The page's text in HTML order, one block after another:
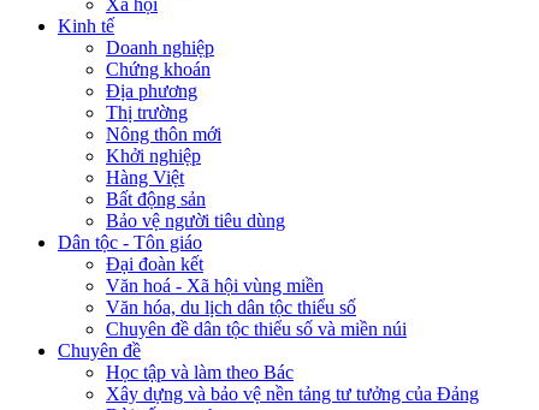
Xã hội
Kinh tế
Doanh nghiệp
Chứng khoán
Địa phương
Thị trường
Nông thôn mới
Khởi nghiệp
Hàng Việt
Bất động sản
Bảo vệ người tiêu dùng
Dân tộc - Tôn giáo
Đại đoàn kết
Văn hoá - Xã hội vùng miền
Văn hóa, du lịch dân tộc thiểu số
Chuyên đề dân tộc thiểu số và miền núi
Chuyên đề
Học tập và làm theo Bác
Xây dựng và bảo vệ nền tảng tư tưởng của Đảng